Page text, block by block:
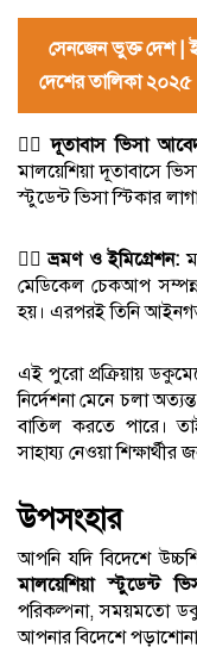
সেনজেন ভুক্ত দেশ |
দেশের তালিকা ২০২৫
৩️⃣দূতাবাস ভিসা
মালয়েশিয়া দূতাবাসে
স্টুডেন্ট ভিসা স্টিকার
৪️⃣ভ্রমণ ও ইমিগ্রেশন:
মেডিকেল চেকআপ
হয়। এরপরই তিনি
এই পুরো প্রক্রিয়ায়
নির্দেশনা মেনে চলা
বাতিল করতে পারে।
সাহায্য নেওয়া
উপসংহার
আপনি যদি বিদেশে
মালয়েশিয়া স্টুডেন্ট
পরিকল্পনা, সময়মতো
আপনার বিদেশে